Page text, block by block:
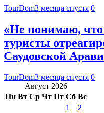
TourDom3 месяца спустя 0
«Не понимаю, что
туристы
Саудовской
TourDom3 месяца спустя 0
Август 2026
Пн Вт Ср Чт Пт Сб Вс
1
2